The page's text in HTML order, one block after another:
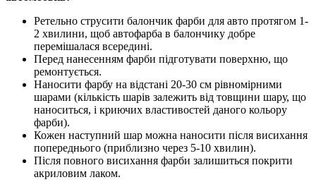
Ретельно струсити балончик фарби для авто протягом 1-
2 хвилини, щоб автофарба в балончику добре
перемішалася всередині.
Перед нанесенням фарби підготувати поверхню, що
ремонтується.
Наносити фарбу на відстані 20-30 см рівномірними
шарами (кількість шарів залежить від товщини шару, що
наноситься, і криючих властивостей даного кольору
фарби).
Кожен наступний шар можна наносити після висихання
попереднього (приблизно через 5-10 хвилин).
Після повного висихання фарби залишиться покрити
акриловим лаком.